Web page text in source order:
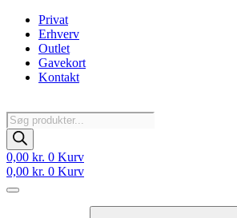
Videre
indhold
Privat
Erhverv
Outlet
Gavekort
Kontakt
Products
search
0,00 kr. 0 Kurv
0,00 kr. 0 Kurv